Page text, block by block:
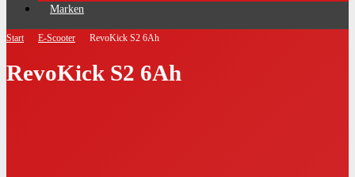
Marken
Start E-Scooter RevoKick S2 6Ah
RevoKick S2 6Ah